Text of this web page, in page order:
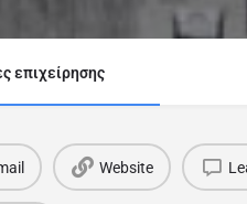
επιχείρησης
Website